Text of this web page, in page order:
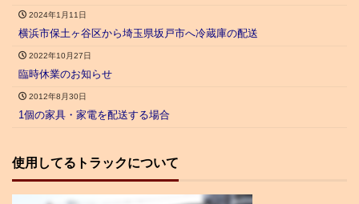
2024年1月11日
横浜市保土ヶ谷区から埼玉県坂戸市へ冷蔵庫の配送
2022年10月27日
臨時休業のお知らせ
2012年8月30日
1個の家具・家電を配送する場合
使用してるトラックについて